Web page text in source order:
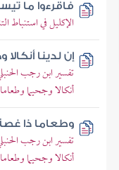
فاقرءوا ما
الإكليل في استنباط
إن لدينا أنكالا
تفسير ابن رجب
أنكالا وجحيما
وطعاما ذا غصة
تفسير ابن رجب
أنكالا وجحيما